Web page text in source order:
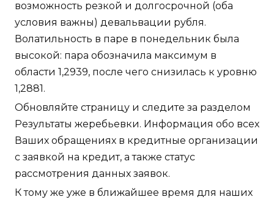
возможность резкой и долгосрочной (оба
условия важны) девальвации рубля.
Волатильность в паре в понедельник была
высокой: пара обозначила максимум в
области 1,2939, после чего снизилась к уровню
1,2881.
Обновляйте страницу и следите за разделом
Результаты жеребьевки. Информация обо всех
Ваших обращениях в кредитные организации
с заявкой на кредит, а также статус
рассмотрения данных заявок.
К тому же уже в ближайшее время для наших